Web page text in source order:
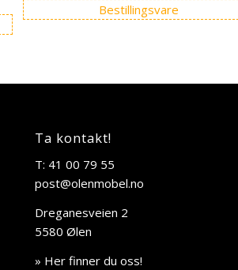
Bestillingsvare
Ta kontakt!
T: 41 00 79 55
post@olenmobel.no
Dreganesveien 2
5580 Ølen
» Her finner du oss!